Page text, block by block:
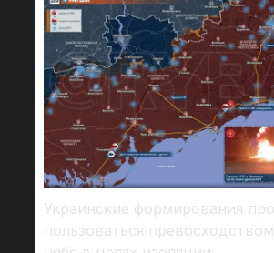
Украинские формирования
пользоваться